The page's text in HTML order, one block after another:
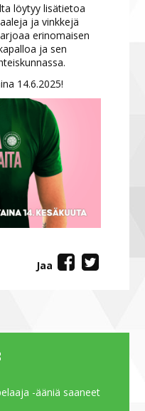
löytyy lisätietoa
ja vinkkejä
erinomaisen
ja sen
14.6.2025!
Jaa
-ääniä saaneet